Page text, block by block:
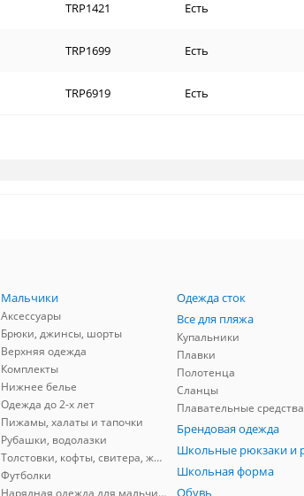
TRP1421 Есть
TRP1699 Есть
TRP6919 Есть
Мальчики
Аксессуары
Брюки, джинсы, шорты
Верхняя одежда
Комплекты
Нижнее белье
Одежда до 2-х лет
Пижамы, халаты и тапочки
Рубашки, водолазки
Толстовки, кофты, свитера, жилеты
Футболки
Нарядная одежда для мальчиков
Одежда сток
Все для пляжа
Купальники
Плавки
Полотенца
Сланцы
Плавательные средства
Брендовая одежда
Школьная форма
Обувь